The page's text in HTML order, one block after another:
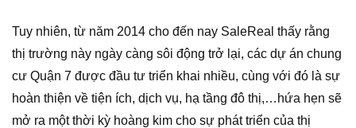
Tuy nhiên, từ năm 2014 cho đến nay SaleReal thấy rằng
thị trường này ngày càng sôi động trở lại, các dự án chung
cư Quận 7 được đầu tư triển khai nhiều, cùng với đó là sự
hoàn thiện về tiện ích, dịch vụ, hạ tầng đô thị,…hứa hẹn sẽ
mở ra một thời kỳ hoàng kim cho sự phát triển của thị